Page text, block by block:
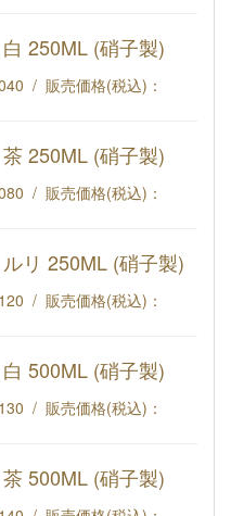
250ML (硝子製)
/ 販売価格(税込)：
250ML (硝子製)
/ 販売価格(税込)：
リ 250ML (硝子製)
/ 販売価格(税込)：
500ML (硝子製)
/ 販売価格(税込)：
500ML (硝子製)